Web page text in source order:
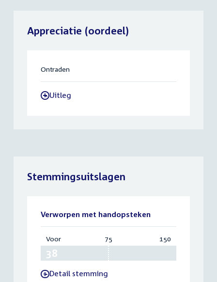
Appreciatie (oordeel)
Ontraden
-Uitleg
Stemmingsuitslagen
Verworpen met handopsteken
Voor:
75 150
-Detail stemming